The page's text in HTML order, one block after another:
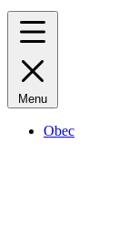
Menu
Obec